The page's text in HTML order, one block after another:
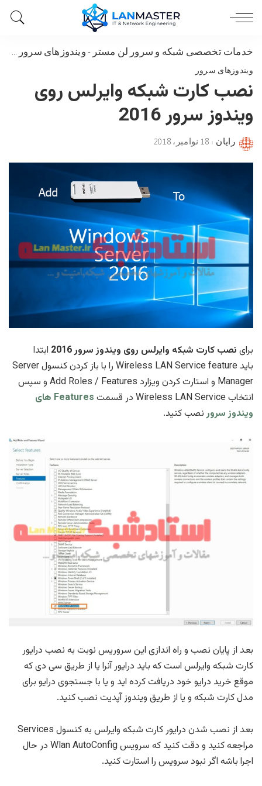
خدمات تخصصی شبکه و سرور لن مستر - ویندوزهای سرور
ویندوزهای سرور
نصب کارت شبکه وایرلس روی
ویندوز سرور 2016
Posted
رایان 18 نوامبر، 2018
برای نصب کارت شبکه وایرلس روی ویندوز سرور 2016
ابتدا
باید Wireless LAN Service feature را با باز کردن کنسول Server
Manager و استارت کردن ویزارد Add Roles / Features و سپس
انتخاب Wireless LAN Service
در قسمت
Features های
ویندوز سرورنصب کنید.
بعد از پایان نصب و راه اندازی این سروریس نوبت به نصب درایور
کارت شبکه وایرلس است که باید درایور آنرا یا از طریق سی دی که
موقع خرید درایو خود دریافت کرده اید و یا با جستجوی درایو برای
مدل کارت شبکه و یا از طریق ویندوز آپدیت نصب کنید.
بعد از نصب شدن درایور کارت شبکه وایرلس به کنسول Services
مراجعه کنید و دقت کنید که سرویس Wlan AutoConfig در حال
اجرا باشه اگر نبود سرویس را استارت کنید.